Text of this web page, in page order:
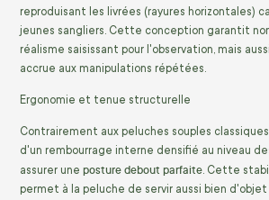
reproduisant les livrées (rayures horizontales)
jeunes sangliers. Cette conception garantit
réalisme saisissant pour l'observation, mais
accrue aux manipulations répétées.
Ergonomie et tenue structurelle
Contrairement aux peluches souples
d'un rembourrage interne densifié au niveau
assurer une posture debout parfaite . Cette
permet à la peluche de servir aussi bien